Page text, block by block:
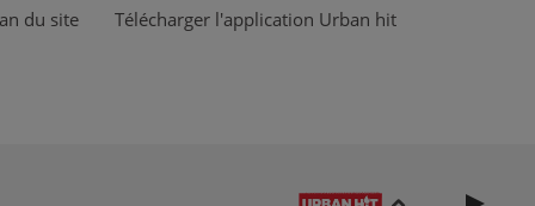
du site Télécharger l'application Urban hit